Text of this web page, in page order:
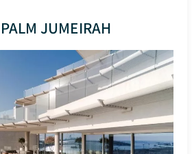
JUMEIRAH